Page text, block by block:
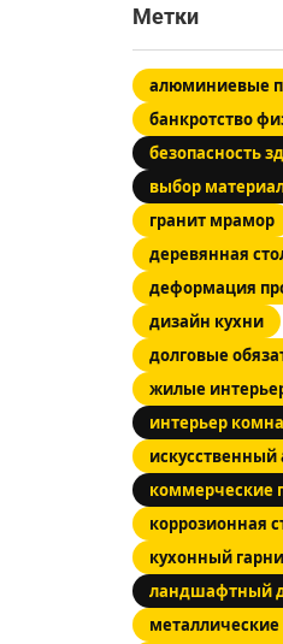
Метки
алюминиевые
банкротство
безопасность
выбор
гранит мрамор
деревянная
деформация
дизайн кухни
долговые
жилые
интерьер
искусственный
коммерческие
коррозионная
кухонный
ландшафтный